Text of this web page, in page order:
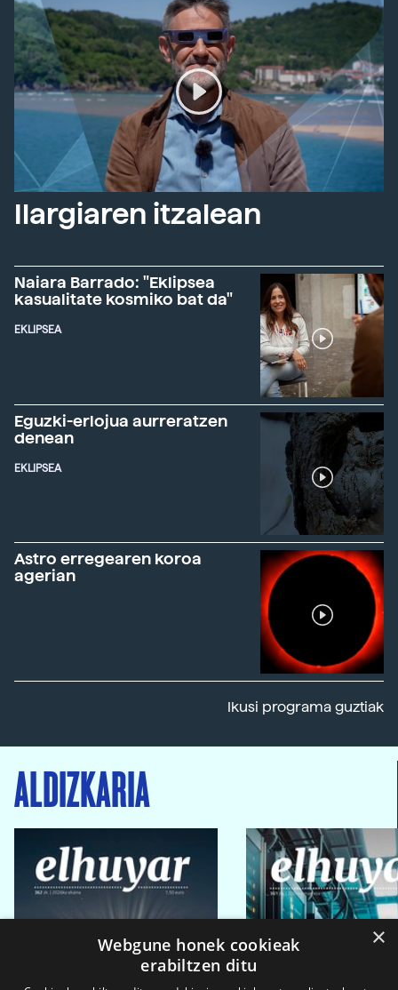
Ilargiaren itzalean
Naiara Barrado: "Eklipsea
kasualitate kosmiko bat da"
EKLIPSEA
Eguzki-erlojua aurreratzen
denean
EKLIPSEA
Astro erregearen koroa
agerian
Ikusi programa guztiak
ALDIZKARIA
×
Webgune honek cookieak
erabiltzen ditu